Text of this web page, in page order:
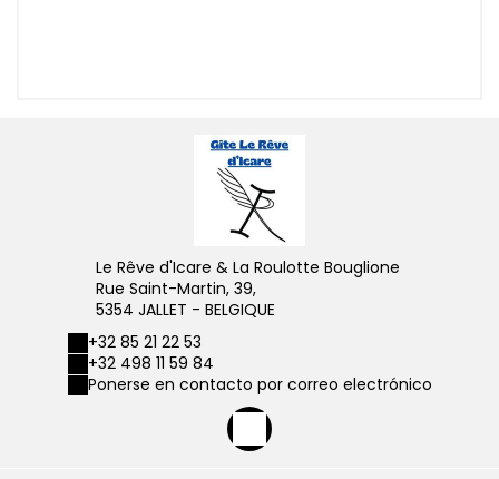
Le Rêve d'Icare & La Roulotte Bouglione
Rue Saint-Martin, 39,
5354 JALLET - BELGIQUE
+32 85 21 22 53
+32 498 11 59 84
Ponerse en contacto por correo electrónico